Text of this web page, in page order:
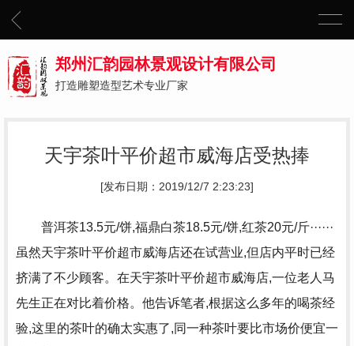
郑州汇韵园林景观设计有限公司
打造雕塑造型艺术专业厂家
天宇茶叶平价超市威海店受热捧
[发布日期：2019/12/7 2:23:23]
普洱茶13.5元/饼,福鼎白茶18.5元/饼,红茶20元/斤······
虽然天宇茶叶平价超市威海店还在试营业,但店内平时已经
挤满了不少顾客。在天宇茶叶平价超市威海店,一位老人马
先生正在对比着价格。他告诉笔者,根据这么多年的喝茶经
验,这里的茶叶的确太实惠了,同一种茶叶要比市场价便宜一